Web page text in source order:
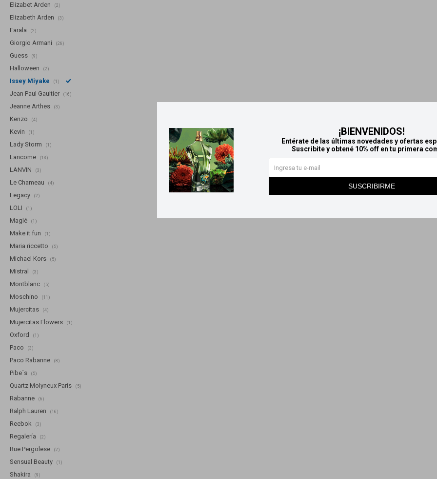
¡BIENVENIDOS!
Entérate de las últimas novedades y ofertas
Suscribite y obtené 10% off en tu primera
SUSCRIBIRME
Elizabet Arden (2)
Elizabeth Arden (3)
Farala (2)
Giorgio Armani (26)
Guess (9)
Halloween (2)
Issey Miyake (1)
Jean Paul Gaultier (16)
Jeanne Arthes (3)
Kenzo (4)
Kevin (1)
Lady Storm (1)
Lancome (13)
LANVIN (3)
Le Chameau (4)
Legacy (2)
LOLI (1)
Maglé (1)
Make it fun (1)
Maria riccetto (5)
Michael Kors (5)
Mistral (3)
Montblanc (5)
Moschino (11)
Mujercitas (4)
Mujercitas Flowers (1)
Oxford (1)
Paco (3)
Paco Rabanne (8)
Pibe´s (5)
Quartz Molyneux Paris (5)
Rabanne (6)
Ralph Lauren (16)
Reebok (3)
Regalería (2)
Rue Pergolese (2)
Sensual Beauty (1)
Shakira (9)